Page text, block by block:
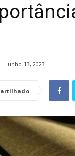
junho 13, 2023